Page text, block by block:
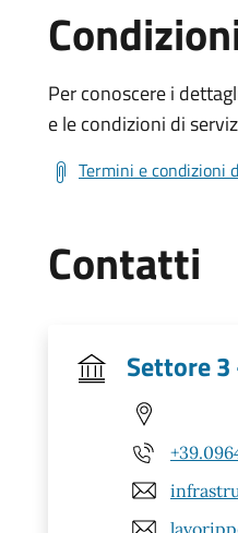
Per conoscere i
e le condizioni di
Termini e condizioni
Contatti
Settore